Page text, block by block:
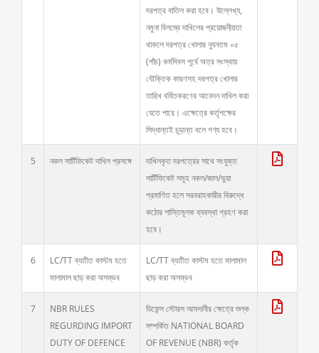
দরপত্র বাতিল করা হবে। উল্লেখ্য,
নমুনা বিলম্বে দাখিলের প্রয়োজনীয়তা
থাকলে দরপত্র খোলার ন্যূনতম ০৫
(পাঁচ) কর্মদিবস পূর্বে অত্র সংস্থায়
যৌক্তিক কারণসহ দরপত্র খোলার
তারিখ বর্ধিতকরণের আবেদন দাখিল করা
যেতে পারে। এক্ষেত্রে কর্তৃপক্ষের
সিদ্ধান্তই চূড়ান্ত বলে গণ্য হবে।
5 নকল সার্টিফিকেট দাখিল প্রসঙ্গে
দাখিলকৃত দরপত্রের সাথে সংযুক্ত
সার্টিফিকেট সমূহ নকল/জাল/ভুয়া
প্রমাণিত হলে সরবরাহকারীর বিরুদ্ধে
কঠোর শাস্তিমূলক ব্যবস্থা গ্রহণ করা
হবে।
6
LC/TT ব্যতীত কাস্টম হতে
মালামাল ছাড় করা অসম্ভব
LC/TT ব্যতীত কাস্টম হতে মালামাল
ছাড় করা অসম্ভব
7
NBR RULES
REGURDING IMPORT
DUTY OF DEFENCE
ডিফেন্স স্টোরস আমদানীর ক্ষেত্রে শুল্ক
সম্পর্কিত NATIONAL BOARD
OF REVENUE (NBR) কর্তৃক